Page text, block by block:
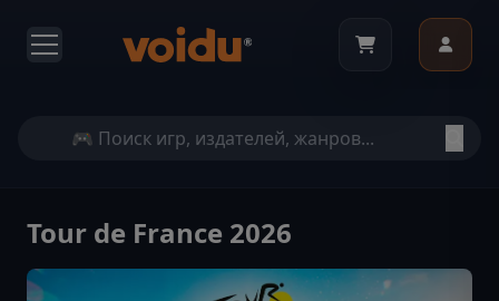
Tour de France 2026